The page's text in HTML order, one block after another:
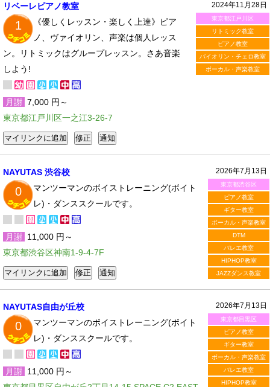
2024年11月28日
東京都江戸川区
リトミック教室
ピアノ教室
バイオリン・チェロ教室
ボーカル・声楽教室
リベーレピアノ教室
1
《優しくレッスン・楽しく上達》ピア
ノ、ヴァイオリン、声楽は個人レッス
ン。リトミックはグループレッスン。さあ音楽
しよう!
月謝 7,000 円～
東京都江戸川区一之江3-26-7
2026年7月13日
東京都渋谷区
ピアノ教室
ギター教室
ボーカル・声楽教室
DTM
バレエ教室
HIPHOP教室
JAZZダンス教室
NAYUTAS 渋谷校
0
マンツーマンのボイストレーニング(ボイト
レ)・ダンススクールです。
月謝 11,000 円～
東京都渋谷区神南1-9-4-7F
2026年7月13日
東京都目黒区
ピアノ教室
ギター教室
ボーカル・声楽教室
バレエ教室
HIPHOP教室
NAYUTAS自由が丘校
0
マンツーマンのボイストレーニング(ボイト
レ)・ダンススクールです。
月謝 11,000 円～